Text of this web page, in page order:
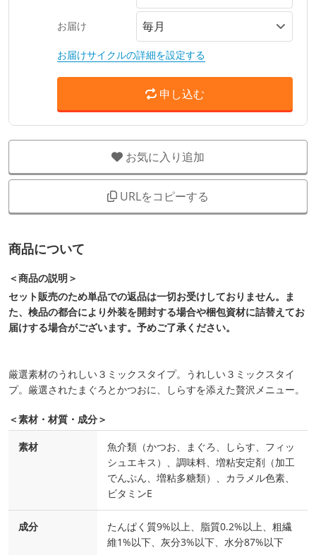
お届け
お届けサイクルの詳細を設定する
申し込む
お気に入り追加
URLをコピーする
商品について
＜商品の説明＞
セット販売のため単品での返品は一切お受けしておりません。ま
た、検品の都合により外装を開封する場合や梱包資材に詰替えてお
届けする場合がございます。予めご了承ください。
厳選素材のうれしい３ミックスタイプ。うれしい３ミックスタイ
プ。厳選されたまぐろとかつおに、しらすを添えた贅沢メニュー。
＜素材・材質・成分＞
素材
魚介類（かつお、まぐろ、しらす、フィッ
シュエキス）、調味料、増粘安定剤（加工
でんぷん、増粘多糖類）、カラメル色素、
ビタミンE
成分
たんぱく質9%以上、脂質0.2%以上、粗繊
維1%以下、灰分3%以下、水分87%以下